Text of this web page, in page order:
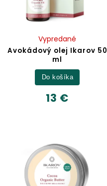
Avokádový olej Ikarov 50
ml
Vypredané
13 €
Do košíka